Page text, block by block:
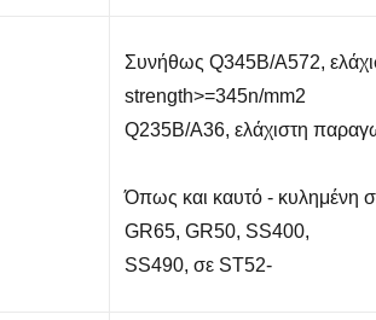
Συνήθως Q345B/A572,
strength>=345n/mm2
Q235B/A36, ελάχιστη
Όπως και καυτό - κυλημένη
GR65, GR50, SS400,
SS490, σε ST52-